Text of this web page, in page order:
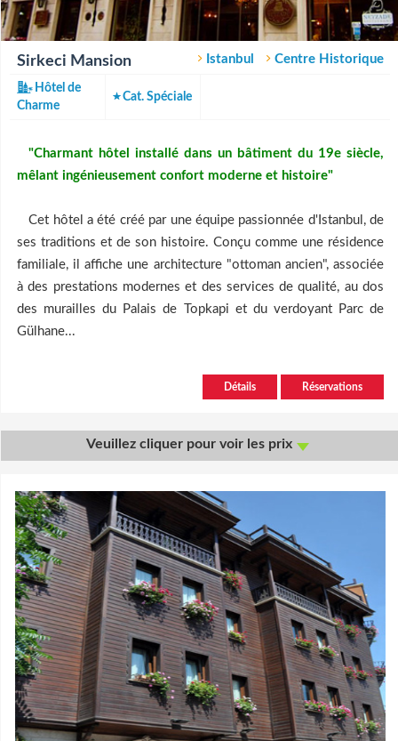
Sirkeci Mansion Istanbul Centre Historique
Hôtel de
Charme
Cat. Spéciale
"Charmant hôtel installé dans un bâtiment du 19e siècle,
mêlant ingénieusement confort moderne et histoire"
Cet hôtel a été créé par une équipe passionnée d'Istanbul, de
ses traditions et de son histoire. Conçu comme une résidence
familiale, il affiche une architecture "ottoman ancien", associée
à des prestations modernes et des services de qualité, au dos
des murailles du Palais de Topkapi et du verdoyant Parc de
Gülhane...
Détails Réservations
Veuillez cliquer pour voir les prix